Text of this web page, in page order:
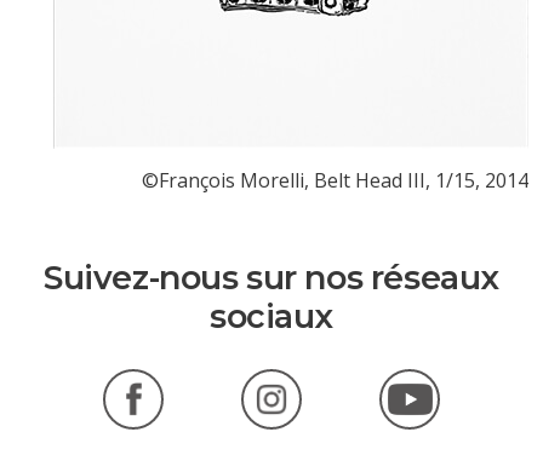
©François Morelli, Belt Head IIIthree
, 1/15, 2014
Suivez-nous sur nos réseaux
sociaux
Facebook
(nouvelle
Instagram
(nouvelle
YouTube
(nouvelle